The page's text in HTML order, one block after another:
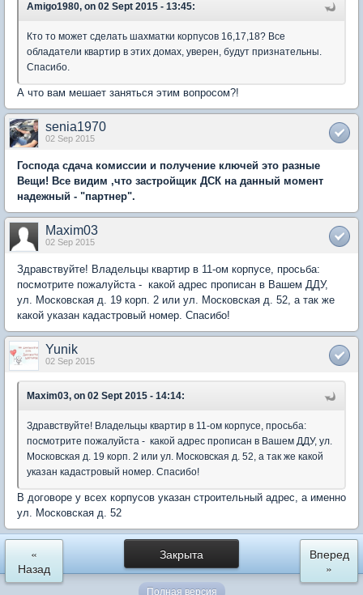
Amigo1980, on 02 Sept 2015 - 13:45:
Кто то может сделать шахматки корпусов 16,17,18? Все
обладатели квартир в этих домах, уверен, будут признательны.
Спасибо.
А что вам мешает заняться этим вопросом?!
senia1970
02 Sep 2015
Господа сдача комиссии и получение ключей это разные
Вещи! Все видим ,что застройщик ДСК на данный момент
надежный - "партнер".
Maxim03
02 Sep 2015
Здравствуйте! Владельцы квартир в 11-ом корпусе, просьба:
посмотрите пожалуйста - какой адрес прописан в Вашем ДДУ,
ул. Московская д. 19 корп. 2 или ул. Московская д. 52, а так же
какой указан кадастровый номер. Спасибо!
Yunik
02 Sep 2015
Maxim03, on 02 Sept 2015 - 14:14:
Здравствуйте! Владельцы квартир в 11-ом корпусе, просьба:
посмотрите пожалуйста - какой адрес прописан в Вашем ДДУ, ул.
Московская д. 19 корп. 2 или ул. Московская д. 52, а так же какой
указан кадастровый номер. Спасибо!
В договоре у всех корпусов указан строительный адрес, а именно
ул. Московская д. 52
Закрыта
«
Назад
Вперед
»
Полная версия